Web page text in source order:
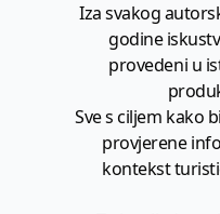
Iza svakog
godine
provedeni u
Sve s ciljem kako
provjerene
kontekst